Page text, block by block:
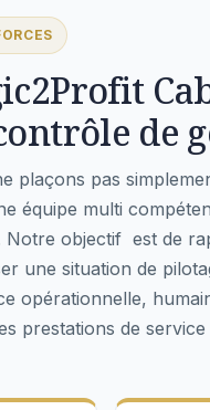
de
plaçons pas
équipe multi
Notre objectif est de
une situation de
opérationnelle,
prestations de